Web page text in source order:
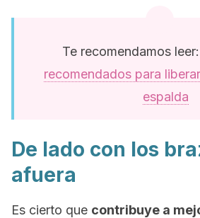
Te recomendamos leer:
recomendados para
espalda
De lado con los
afuera
Es cierto que contribuye a